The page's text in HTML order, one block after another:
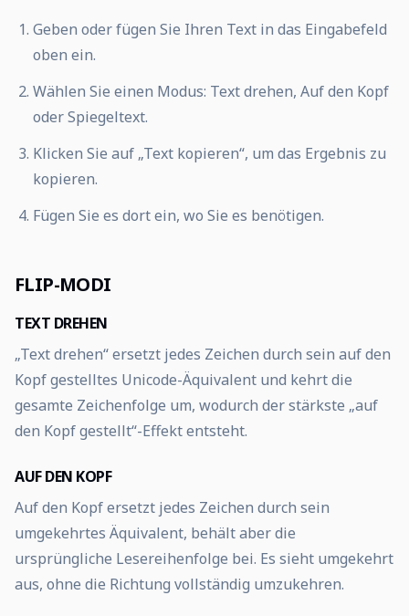
Geben oder fügen Sie Ihren Text in das Eingabefeld
oben ein.
Wählen Sie einen Modus: Text drehen, Auf den Kopf
oder Spiegeltext.
Klicken Sie auf „Text kopieren“, um das Ergebnis zu
kopieren.
Fügen Sie es dort ein, wo Sie es benötigen.
FLIP-MODI
TEXT DREHEN
„Text drehen“ ersetzt jedes Zeichen durch sein auf den
Kopf gestelltes Unicode-Äquivalent und kehrt die
gesamte Zeichenfolge um, wodurch der stärkste „auf
den Kopf gestellt“-Effekt entsteht.
AUF DEN KOPF
Auf den Kopf ersetzt jedes Zeichen durch sein
umgekehrtes Äquivalent, behält aber die
ursprüngliche Lesereihenfolge bei. Es sieht umgekehrt
aus, ohne die Richtung vollständig umzukehren.